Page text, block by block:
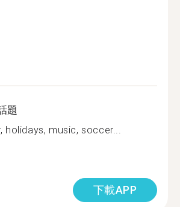
題
holidays, music, soccer...
下載APP